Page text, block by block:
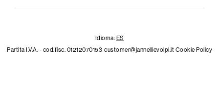
INICIAR
Idioma: ES
Partita I.V.A. - cod.fisc. 01212070153 customer@jannellievolpi.it Cookie Policy